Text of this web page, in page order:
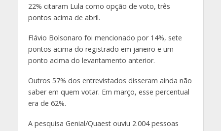
22% citaram Lula como opção de voto, três
pontos acima de abril.
Flávio Bolsonaro foi mencionado por 14%, sete
pontos acima do registrado em janeiro e um
ponto acima do levantamento anterior.
Outros 57% dos entrevistados disseram ainda não
saber em quem votar. Em março, esse percentual
era de 62%.
A pesquisa Genial/Quaest ouviu 2.004 pessoas